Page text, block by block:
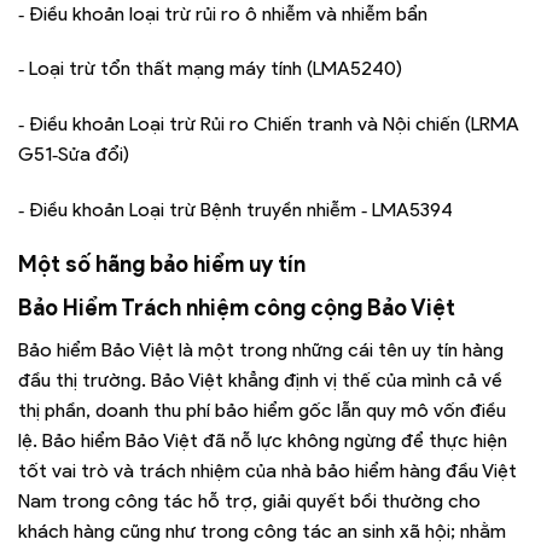
‑ Điều khoản loại trừ rủi ro ô nhiễm và nhiễm bẩn
‑ Loại trừ tổn thất mạng máy tính (LMA5240)
‑ Điều khoản Loại trừ Rủi ro Chiến tranh và Nội chiến (LRMA
G51‑Sửa đổi)
‑ Điều khoản Loại trừ Bệnh truyền nhiễm ‑ LMA5394
Một số hãng bảo hiểm uy tín
Bảo Hiểm Trách nhiệm công cộng Bảo Việt
Bảo hiểm Bảo Việt là một trong những cái tên uy tín hàng
đầu thị trường. Bảo Việt khẳng định vị thế của mình cả về
thị phần, doanh thu phí bảo hiểm gốc lẫn quy mô vốn điều
lệ. Bảo hiểm Bảo Việt đã nỗ lực không ngừng để thực hiện
tốt vai trò và trách nhiệm của nhà bảo hiểm hàng đầu Việt
Nam trong công tác hỗ trợ, giải quyết bồi thường cho
khách hàng cũng như trong công tác an sinh xã hội; nhằm